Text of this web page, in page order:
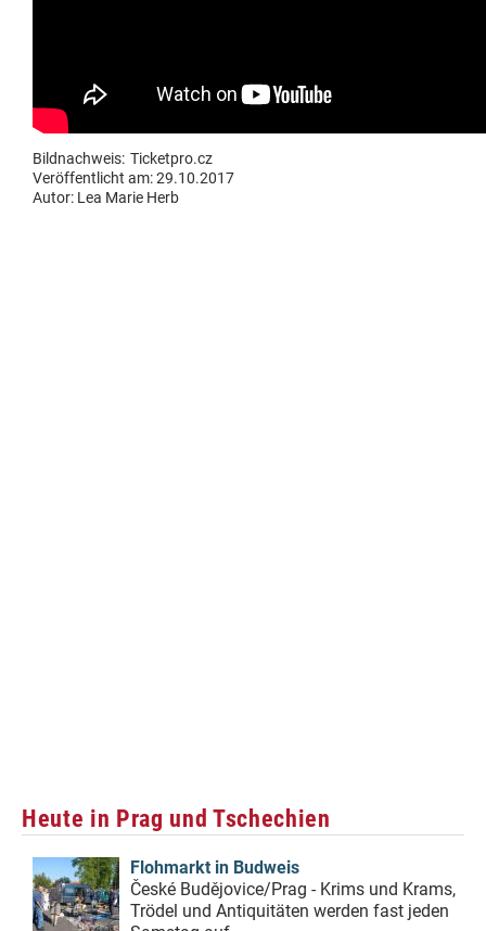
Bildnachweis: Ticketpro.cz
Veröffentlicht am: 29.10.2017
Autor: Lea Marie Herb
Heute in Prag und Tschechien
Flohmarkt in Budweis
České Budějovice/Prag - Krims und Krams,
Trödel und Antiquitäten werden fast jeden